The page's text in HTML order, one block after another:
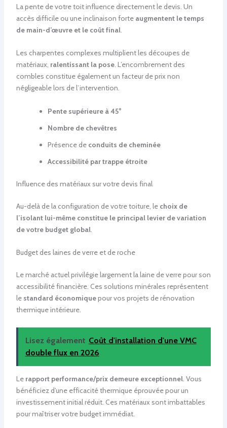
La pente de votre toit influence directement le devis. Un
accès difficile ou une inclinaison forte augmentent le temps
de main-d’œuvre et le coût final.
Les charpentes complexes multiplient les découpes de
matériaux, ralentissant la pose. L’encombrement des
combles constitue également un facteur de prix non
négligeable lors de l’intervention.
Pente supérieure à 45°
Nombre de chevêtres
Présence de conduits de cheminée
Accessibilité par trappe étroite
Influence des matériaux sur votre devis final
Au-delà de la configuration de votre toiture, le choix de
l’isolant lui-même constitue le principal levier de variation
de votre budget global.
Budget des laines de verre et de roche
Le marché actuel privilégie largement la laine de verre pour son
accessibilité financière. Ces solutions minérales représentent
le standard économiquepour vos projets de rénovation
thermique intérieure.
Lisez également Coût d'installation d'une VMC
double flux en 2026
Le rapport performance/prix demeure exceptionnel. Vous
bénéficiez d’une efficacité thermique éprouvée pour un
investissement initial réduit. Ces matériaux sont imbattables
pour maîtriser votre budget immédiat.